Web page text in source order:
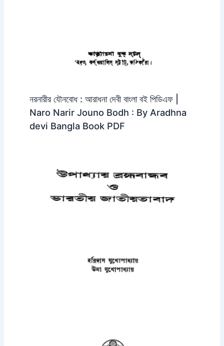
নরনারীর যৌনবোধ : আরাধনা দেবী বাংলা বই পিডিএফ |
Naro Narir Jouno Bodh : By Aradhna
devi Bangla Book PDF